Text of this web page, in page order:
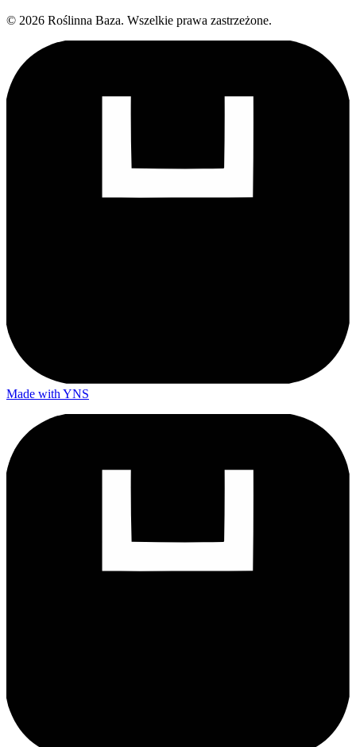
© 2026 Roślinna Baza. Wszelkie prawa zastrzeżone.
Made with YNS